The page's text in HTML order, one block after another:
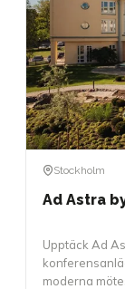
Stockholm
Ad Astra
Upptäck Ad
moderna